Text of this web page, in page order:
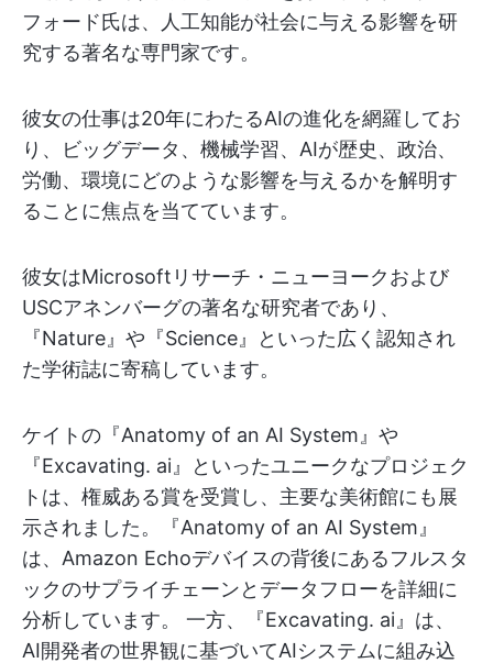
フォード氏は、人工知能が社会に与える影響を研
究する著名な専門家です。
彼女の仕事は20年にわたるAIの進化を網羅してお
り、ビッグデータ、機械学習、AIが歴史、政治、
労働、環境にどのような影響を与えるかを解明す
ることに焦点を当てています。
彼女はMicrosoftリサーチ・ニューヨークおよび
USCアネンバーグの著名な研究者であり、
『Nature』や『Science』といった広く認知され
た学術誌に寄稿しています。
ケイトの『Anatomy of an AI System』や
『Excavating. ai』といったユニークなプロジェク
トは、権威ある賞を受賞し、主要な美術館にも展
示されました。『Anatomy of an AI System』
は、Amazon Echoデバイスの背後にあるフルスタ
ックのサプライチェーンとデータフローを詳細に
分析しています。 一方、『Excavating. ai』は、
AI開発者の世界観に基づいてAIシステムに組み込